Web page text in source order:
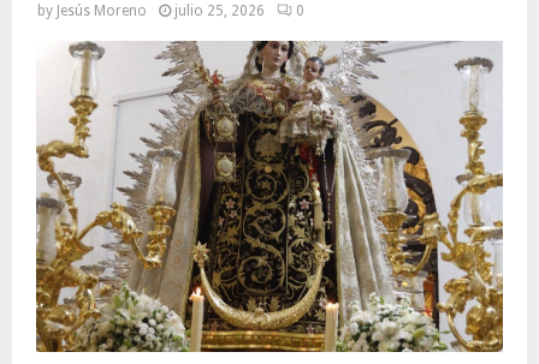
by Jesús Moreno julio 25, 2026 0